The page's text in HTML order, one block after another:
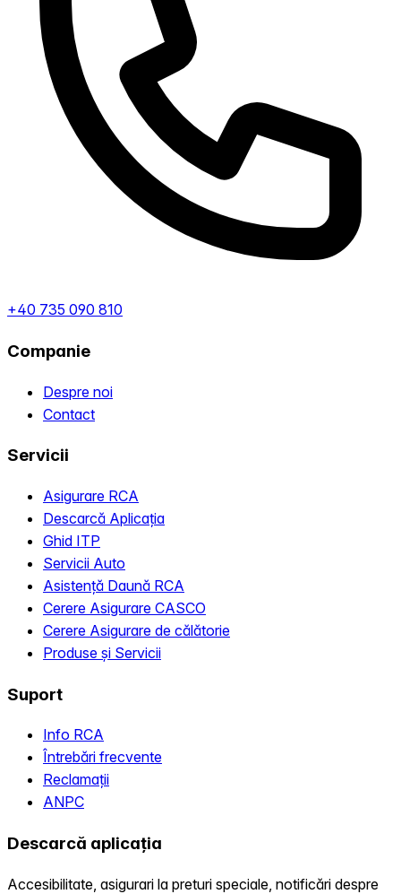
+40 735 090 810
Companie
Despre noi
Contact
Servicii
Asigurare RCA
Descarcă Aplicația
Ghid ITP
Servicii Auto
Asistență Daună RCA
Cerere Asigurare CASCO
Cerere Asigurare de călătorie
Produse și Servicii
Suport
Info RCA
Întrebări frecvente
Reclamații
ANPC
Descarcă aplicația
Accesibilitate, asigurari la preturi speciale, notificări despre